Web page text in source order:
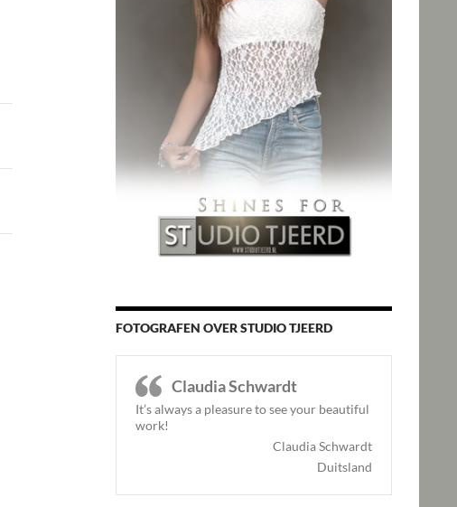
FOTOGRAFEN OVER STUDIO TJEERD
Claudia Schwardt
It’s always a pleasure to see your beautiful
work!
Claudia Schwardt
Duitsland